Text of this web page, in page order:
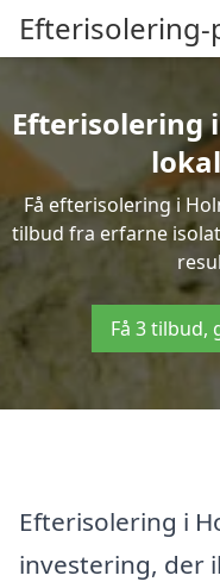
Efterisolering
Få efterisolering i
tilbud fra erfarne
Få 3
Efterisolering i
investering, der